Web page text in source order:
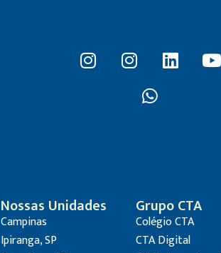
Nossas Unidades
Campinas
Ipiranga, SP
Grupo CTA
Colégio CTA
CTA Digital